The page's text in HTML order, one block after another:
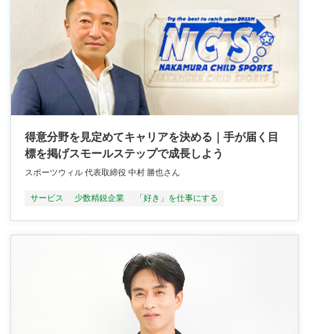
得意分野を見定めてキャリアを決める｜手が届く目
標を掲げスモールステップで成長しよう
スポーツウィル 代表取締役 中村 勝也さん
サービス 少数精鋭企業 「好き」を仕事にする